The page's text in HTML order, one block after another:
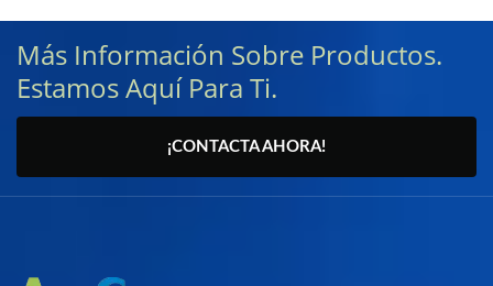
Más Información Sobre Productos.
Estamos Aquí Para Ti.
¡CONTACTA AHORA!